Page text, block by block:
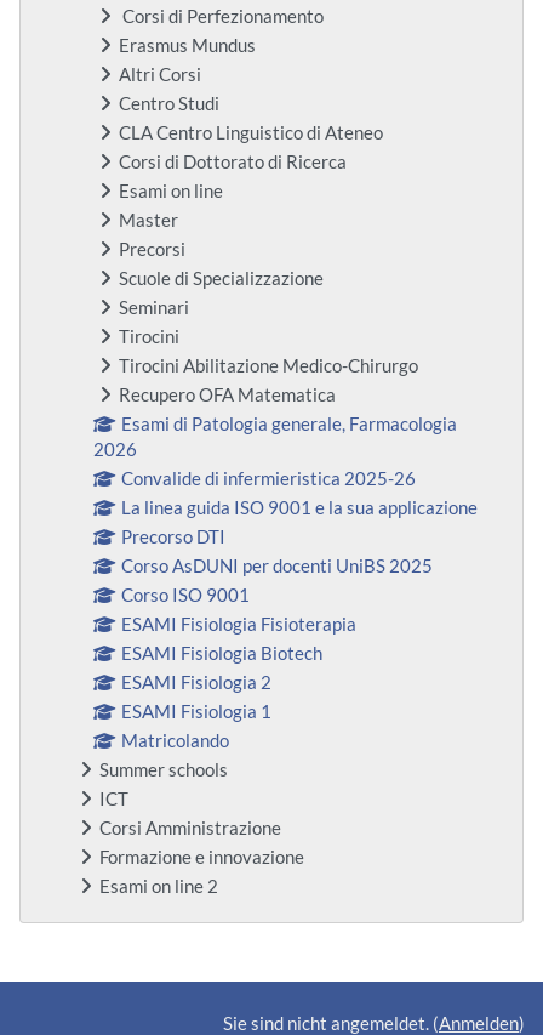
Corsi di Perfezionamento
Erasmus Mundus
Altri Corsi
Centro Studi
CLA Centro Linguistico di Ateneo
Corsi di Dottorato di Ricerca
Esami on line
Master
Precorsi
Scuole di Specializzazione
Seminari
Tirocini
Tirocini Abilitazione Medico-Chirurgo
Recupero OFA Matematica
Esami di Patologia generale, Farmacologia
2026
Convalide di infermieristica 2025-26
La linea guida ISO 9001 e la sua applicazione
Precorso DTI
Corso AsDUNI per docenti UniBS 2025
Corso ISO 9001
ESAMI Fisiologia Fisioterapia
ESAMI Fisiologia Biotech
ESAMI Fisiologia 2
ESAMI Fisiologia 1
Matricolando
Summer schools
ICT
Corsi Amministrazione
Formazione e innovazione
Esami on line 2
Ergänzungsblöcke
Sie sind nicht angemeldet. (Anmelden)